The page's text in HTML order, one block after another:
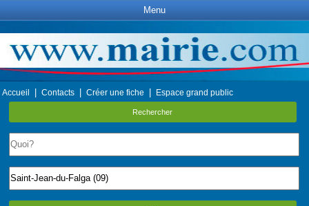
Menu
Accueil Contacts Créer une fiche Espace grand public
Rechercher